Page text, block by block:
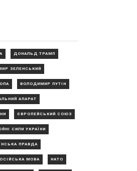
ДОНАЛЬД ТРАМП
ЗЕЛЕНСЬКИЙ
ВОЛОДИМИР ПУТІН
АПАРАТ
ЄВРОПЕЙСЬКИЙ СОЮЗ
СИЛИ УКРАЇНИ
ПРАВДА
МОВА НАТО